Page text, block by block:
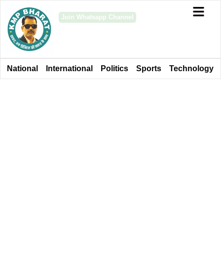
Join Whatsapp Channel
National International Politics Sports Technology